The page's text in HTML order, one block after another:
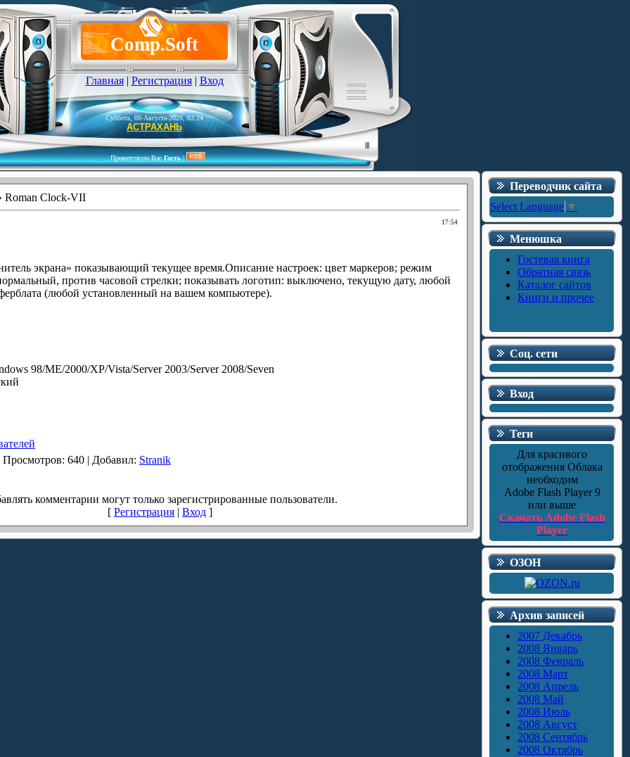
Comp.Soft
Главная| Регистрация| Вход
Суббота, 08-Августа-2026, 03:24
АСТРАХАНЬ
Приветствую Вас Гость|
Roman Clock-VII
17:54
экрана» показывающий текущее время.Описание настроек: цвет маркеров; режим
против часовой стрелки; показывать логотип: выключено, текущую дату, любой
(любой установленный на вашем компьютере).
98/ME/2000/XP/Vista/Server 2003/Server 2008/Seven
Просмотров: 640 | Добавил: Stranik
комментарии могут только зарегистрированные пользователи.
[ Регистрация | Вход ]
Переводчик сайта
Select Language ▼
Менюшка
Гостевая книга
Обратная связь
Каталог сайтов
Книги и прочее
Соц. сети
Вход
Теги
Для красивого
отображения Облака
необходим
Adobe Flash Player 9
или выше
Скачать Adobe Flash
Player
ОЗОН
Архив записей
2007 Декабрь
2008 Январь
2008 Февраль
2008 Март
2008 Апрель
2008 Май
2008 Июль
2008 Август
2008 Сентябрь
2008 Октябрь